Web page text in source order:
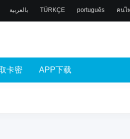
بالعربية TÜRKÇE português คนไ
卡密 APP下载